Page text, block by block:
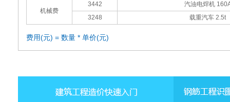
机械费
3442
汽油电焊机
3248
载重汽车 2.5t
费用(元) = 数量 * 单价(元)